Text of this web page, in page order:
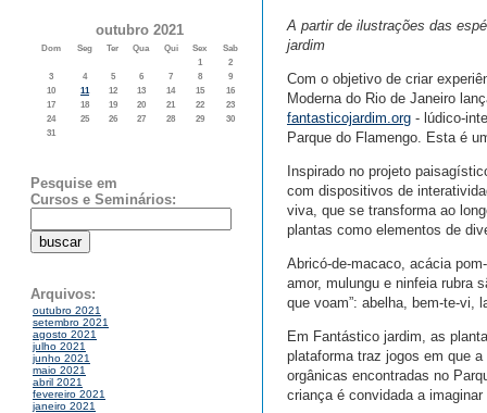
outubro 2021
Dom Seg Ter Qua Qui Sex
Sab
1
2
3
4 5 6 7 8
9
10
11 12 13 14 15
16
17
18 19 20 21 22
23
24
25 26 27 28 29
30
31
Pesquise em
Cursos e Seminários:
Arquivos:
outubro 2021
setembro 2021
agosto 2021
julho 2021
junho 2021
maio 2021
abril 2021
fevereiro 2021
janeiro 2021
A partir de ilustrações das
jardim
Com o objetivo de criar
Moderna do Rio de Janeiro
fantasticojardim.org - lúdico-
Parque do Flamengo. Esta é
Inspirado no projeto
com dispositivos de
viva, que se transforma ao
plantas como elementos de
Abricó-de-macaco, acácia
amor, mulungu e ninfeia rubra
que voam”: abelha, bem-te-vi,
Em Fantástico jardim, as
plataforma traz jogos em que
orgânicas encontradas no
criança é convidada a